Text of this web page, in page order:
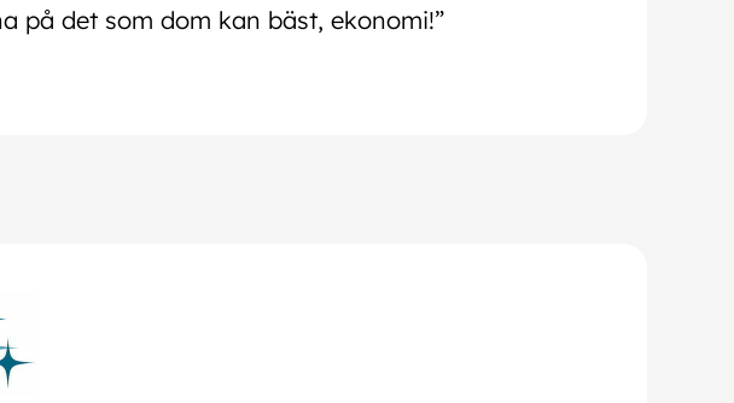
på det som dom kan bäst, ekonomi!”